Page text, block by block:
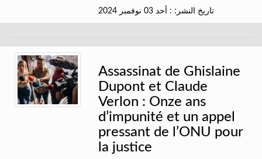
تاريخ النشر: : أحد 03 نوفمبر 2024
Assassinat de Ghislaine
Dupont et Claude
Verlon : Onze ans
d’impunité et un appel
pressant de l’ONU pour
la justice